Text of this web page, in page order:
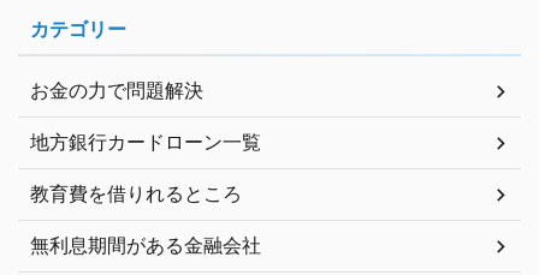
カテゴリー
お金の力で問題解決
地方銀行カードローン一覧
教育費を借りれるところ
無利息期間がある金融会社